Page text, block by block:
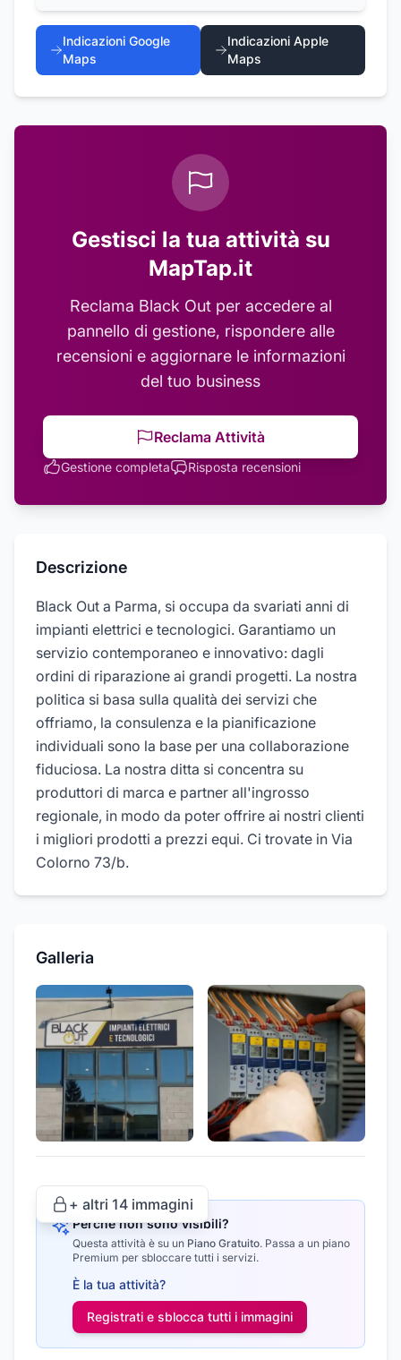
Indicazioni Google
Maps
Indicazioni Apple
Maps
Gestisci la tua attività su
MapTap.it
Reclama Black Outper accedere al
pannello di gestione, rispondere alle
recensioni e aggiornare le informazioni
del tuo business
Reclama Attività
Gestione completa Risposta recensioni
Descrizione
Black Out a Parma, si occupa da svariati anni di
impianti elettrici e tecnologici. Garantiamo un
servizio contemporaneo e innovativo: dagli
ordini di riparazione ai grandi progetti. La nostra
politica si basa sulla qualità dei servizi che
offriamo, la consulenza e la pianificazione
individuali sono la base per una collaborazione
fiduciosa. La nostra ditta si concentra su
produttori di marca e partner all'ingrosso
regionale, in modo da poter offrire ai nostri clienti
i migliori prodotti a prezzi equi. Ci trovate in Via
Colorno 73/b.
Galleria
+ altri 14 immagini
Perché non sono visibili?
Questa attività è su un Piano Gratuito. Passa a un piano
Premium per sbloccare tutti i servizi.
È la tua attività?
Registrati e sblocca tutti i immagini